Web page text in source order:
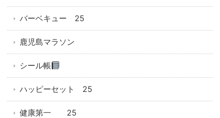
バーベキュー 25
鹿児島マラソン
シール帳
ハッピーセット 25
健康第一 25